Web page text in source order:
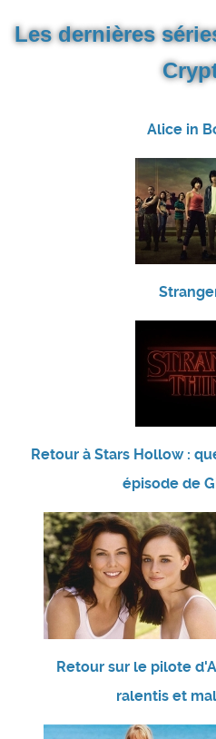
Les dernières
Alice in
Retour à Stars Hollow :
épisode de
Retour sur le pilote
ralentis et